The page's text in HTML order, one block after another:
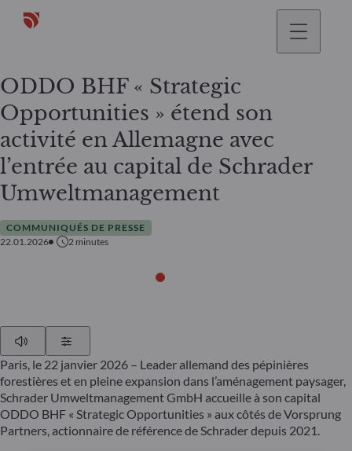
ODDO BHF « Strategic
Opportunities » étend son
activité en Allemagne avec
l’entrée au capital de Schrader
Umweltmanagement
COMMUNIQUÉS DE PRESSE
22.01.2026
2 minutes
Paris, le 22 janvier 2026 – Leader allemand des pépinières
forestières et en pleine expansion dans l’aménagement paysager,
Schrader Umweltmanagement GmbH accueille à son capital
ODDO BHF « Strategic Opportunities » aux côtés de Vorsprung
Partners, actionnaire de référence de Schrader depuis 2021.